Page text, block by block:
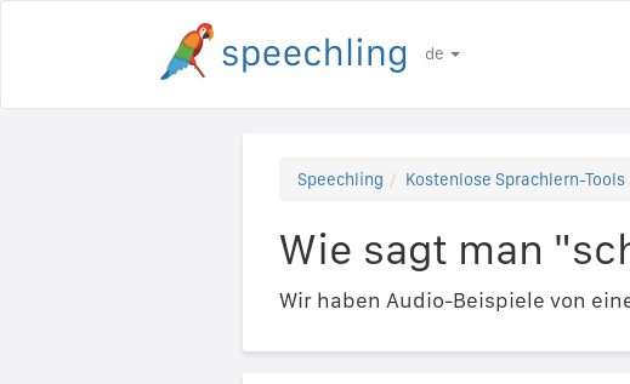
de
Speechling Kostenlose Sprachlern-Tools
Wie sagt man
Wir haben Audio-Beispiele von